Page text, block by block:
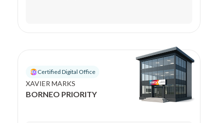
Certified Digital Office
XAVIER MARKS
BORNEO PRIORITY